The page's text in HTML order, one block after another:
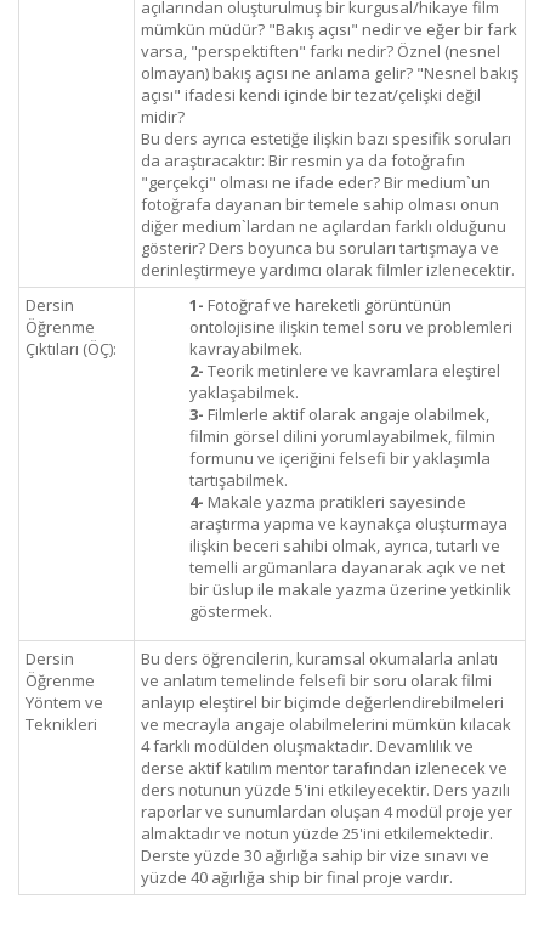
açılarından oluşturulmuş bir kurgusal/hikaye film
mümkün müdür? "Bakış açısı" nedir ve eğer bir fark
varsa, "perspektiften" farkı nedir? Öznel (nesnel
olmayan) bakış açısı ne anlama gelir? "Nesnel bakış
açısı" ifadesi kendi içinde bir tezat/çelişki değil
midir?
Bu ders ayrıca estetiğe ilişkin bazı spesifik soruları
da araştıracaktır: Bir resmin ya da fotoğrafın
"gerçekçi" olması ne ifade eder? Bir medium`un
fotoğrafa dayanan bir temele sahip olması onun
diğer medium`lardan ne açılardan farklı olduğunu
gösterir? Ders boyunca bu soruları tartışmaya ve
derinleştirmeye yardımcı olarak filmler izlenecektir.
Dersin
Öğrenme
Çıktıları (ÖÇ):
1- Fotoğraf ve hareketli görüntünün
ontolojisine ilişkin temel soru ve problemleri
kavrayabilmek.
2- Teorik metinlere ve kavramlara eleştirel
yaklaşabilmek.
3- Filmlerle aktif olarak angaje olabilmek,
filmin görsel dilini yorumlayabilmek, filmin
formunu ve içeriğini felsefi bir yaklaşımla
tartışabilmek.
4- Makale yazma pratikleri sayesinde
araştırma yapma ve kaynakça oluşturmaya
ilişkin beceri sahibi olmak, ayrıca, tutarlı ve
temelli argümanlara dayanarak açık ve net
bir üslup ile makale yazma üzerine yetkinlik
göstermek.
Dersin
Öğrenme
Yöntem ve
Teknikleri
Bu ders öğrencilerin, kuramsal okumalarla anlatı
ve anlatım temelinde felsefi bir soru olarak filmi
anlayıp eleştirel bir biçimde değerlendirebilmeleri
ve mecrayla angaje olabilmelerini mümkün kılacak
4 farklı modülden oluşmaktadır. Devamlılık ve
derse aktif katılım mentor tarafından izlenecek ve
ders notunun yüzde 5'ini etkileyecektir. Ders yazılı
raporlar ve sunumlardan oluşan 4 modül proje yer
almaktadır ve notun yüzde 25'ini etkilemektedir.
Derste yüzde 30 ağırlığa sahip bir vize sınavı ve
yüzde 40 ağırlığa ship bir final proje vardır.